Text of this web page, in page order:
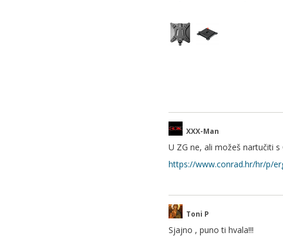
XXX-Man
U ZG ne, ali možeš nartučiti s
https://www.conrad.hr/hr/p/
Toni P
Sjajno , puno ti hvala!!!